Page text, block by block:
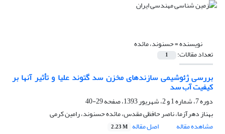
نویسنده =حسنوند، مائده
تعداد مقالات: 1
بررسی ژئوشیمی سازندهای مخزن سد گتوند علیا و تأثیر آنها بر
کیفیت آب سد
دوره 7، شماره 1 و 2، شهریور 1393، صفحه
29-40
بهناز دهرآزما، ناصر حافظی مقدس، مائده حسنوند، رامین کرمی
مشاهده مقاله
اصل مقاله 2.23 M